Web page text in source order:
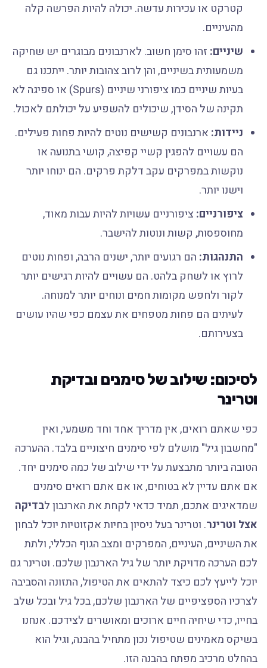
קטרקט או עכירות עדשה. יכולה להיות הפרשה קלה
מהעיניים.
שיניים:זהו סימן חשוב. לארנבונים מבוגרים יש שחיקה
משמעותית בשיניים, והן לרוב צהובות יותר. ייתכנו גם
בעיות שיניים כמו ציפורני שיניים (Spurs) או ספיגה לא
תקינה של הסידן, שיכולים להשפיע על יכולתם לאכול.
ניידות:ארנבונים קשישים נוטים להיות פחות פעילים.
הם עשויים להפגין קשיי קפיצה, קושי בתנועה או
נוקשות במפרקים עקב דלקת פרקים. הם ינוחו יותר
וישנו יותר.
ציפורניים:ציפורניים עשויות להיות עבות מאוד,
מחוספסות, קשות ונוטות להישבר.
התנהגות:הם רגועים יותר, ישנים הרבה, ופחות נוטים
לרוץ או לשחק בלהט. הם עשויים להיות רגישים יותר
לקור ולחפש מקומות חמים ונוחים יותר למנוחה.
לעיתים הם פחות מטפחים את עצמם כפי שהיו עושים
בצעירותם.
לסיכום: שילוב של סימנים ובדיקת
וטרינר
כפי שאתם רואים, אין מדריך אחד וחד משמעי, ואין
"מחשבון גיל" מושלם לפי סימנים חיצוניים בלבד. ההערכה
הטובה ביותר מתבצעת על ידי שילוב של כמה סימנים יחד.
אם אתם עדיין לא בטוחים, או אם אתם רואים סימנים
שמדאיגים אתכם, תמיד כדאי לקחת את הארנבון לבדיקה
אצל וטרינר. וטרינר בעל ניסיון בחיות אקזוטיות יוכל לבחון
את השיניים, העיניים, המפרקים ומצב הגוף הכללי, ולתת
לכם הערכה מדויקת יותר של גיל הארנבון שלכם. וטרינר גם
יוכל לייעץ לכם כיצד להתאים את הטיפול, התזונה והסביבה
לצרכיו הספציפיים של הארנבון שלכם, בכל גיל ובכל שלב
בחייו, כדי שיחיה חיים ארוכים ומאושרים לצידכם. אנחנו
בשיקס מאמינים שטיפול נכון מתחיל בהבנה, וגיל הוא
בהחלט מרכיב מפתח בהבנה הזו.